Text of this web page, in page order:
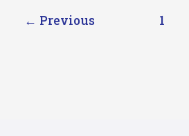
← Previous 1